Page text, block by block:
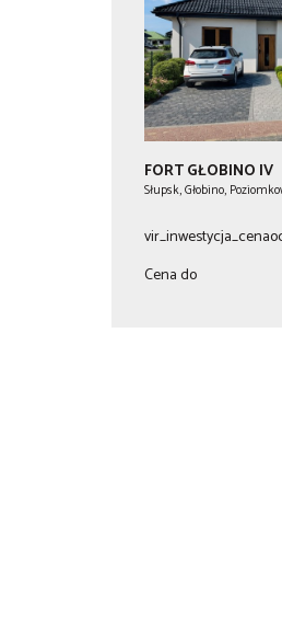
FORT GŁOBINO IV
Słupsk, Głobino,
Cena do